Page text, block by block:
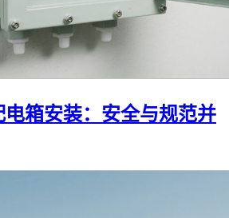
电箱安装：安全与规范并